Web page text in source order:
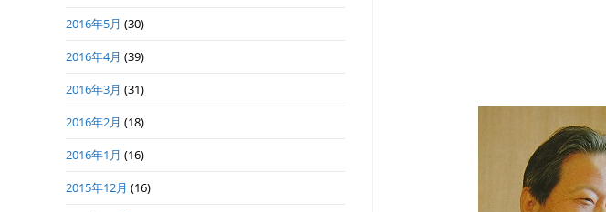
2016年5月 (30)
2016年4月 (39)
2016年3月 (31)
2016年2月 (18)
2016年1月 (16)
2015年12月 (16)